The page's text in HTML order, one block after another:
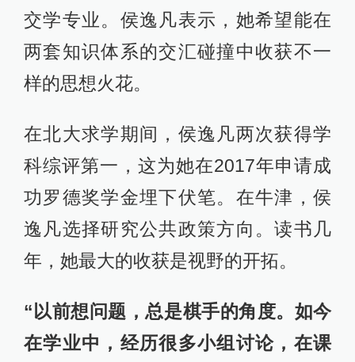
交学专业。侯逸凡表示，她希望能在
两套知识体系的交汇碰撞中收获不一
样的思想火花。
在北大求学期间，侯逸凡两次获得学
科综评第一，这为她在2017年申请成
功罗德奖学金埋下伏笔。在牛津，侯
逸凡选择研究公共政策方向。读书几
年，她最大的收获是视野的开拓。
“以前想问题，总是棋手的角度。如今
在学业中，经历很多小组讨论，在课